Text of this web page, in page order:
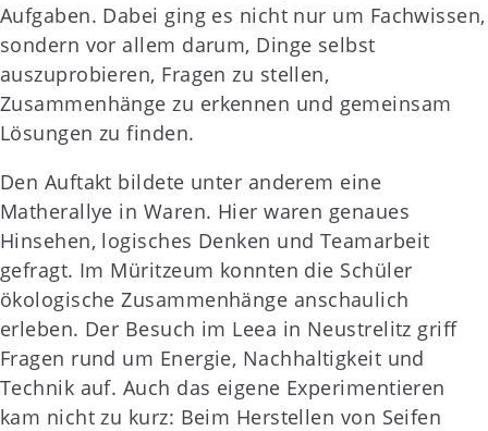
Aufgaben. Dabei ging es nicht nur um Fachwissen,
sondern vor allem darum, Dinge selbst
auszuprobieren, Fragen zu stellen,
Zusammenhänge zu erkennen und gemeinsam
Lösungen zu finden.
Den Auftakt bildete unter anderem eine
Matherallye in Waren. Hier waren genaues
Hinsehen, logisches Denken und Teamarbeit
gefragt. Im Müritzeum konnten die Schüler
ökologische Zusammenhänge anschaulich
erleben. Der Besuch im Leea in Neustrelitz griff
Fragen rund um Energie, Nachhaltigkeit und
Technik auf. Auch das eigene Experimentieren
kam nicht zu kurz: Beim Herstellen von Seifen